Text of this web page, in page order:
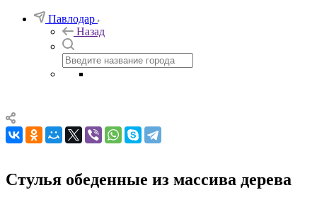
Павлодар
Назад
Стулья обеденные из массива дерева